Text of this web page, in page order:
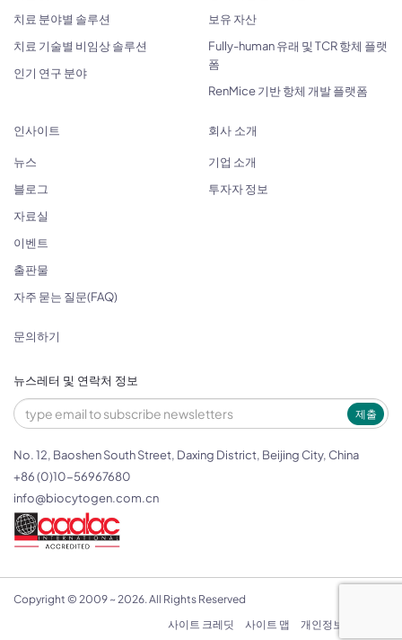
치료 분야별 솔루션
치료 기술별 비임상 솔루션
인기 연구 분야
보유 자산
Fully-human 유래 및 TCR 항체 플랫
폼
RenMice 기반 항체 개발 플랫폼
인사이트
뉴스
블로그
자료실
이벤트
출판물
자주 묻는 질문(FAQ)
회사 소개
기업 소개
투자자 정보
문의하기
뉴스레터 및 연락처 정보
제출
No. 12, Baoshen South Street, Daxing District, Beijing City, China
+86 (0)10-56967680
info@biocytogen.com.cn
Copyright © 2009 ~ 2026. All Rights Reserved
사이트 크레딧
사이트 맵 개인정보 보호정책